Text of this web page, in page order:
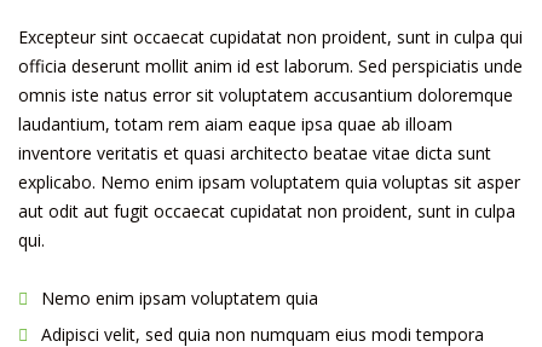
Excepteur sint occaecat cupidatat non proident, sunt in culpa qui
officia deserunt mollit anim id est laborum. Sed perspiciatis unde
omnis iste natus error sit voluptatem accusantium doloremque
laudantium, totam rem aiam eaque ipsa quae ab illoam
inventore veritatis et quasi architecto beatae vitae dicta sunt
explicabo. Nemo enim ipsam voluptatem quia voluptas sit asper
aut odit aut fugit occaecat cupidatat non proident, sunt in culpa
qui.
Nemo enim ipsam voluptatem quia
Adipisci velit, sed quia non numquam eius modi tempora